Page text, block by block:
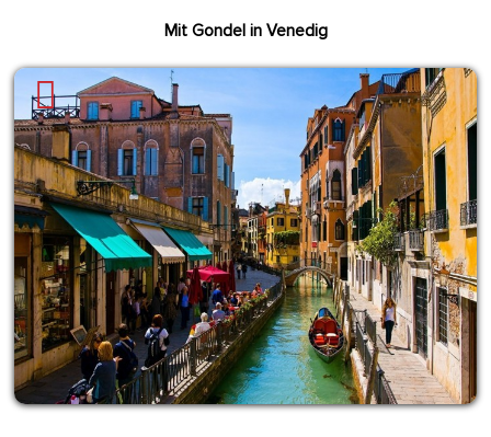
Mit Gondel in Venedig